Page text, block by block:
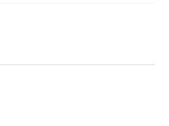
ランスフォーメーションの全体
レガシーシステム
キテクチャの決定
テクチャとターゲットアーキテク